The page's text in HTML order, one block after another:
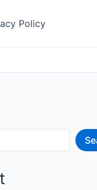
Policy